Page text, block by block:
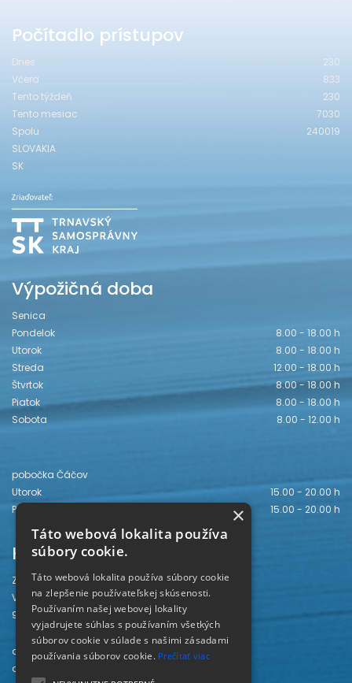
Počítadlo prístupov
Dnes
230
Včera
833
Tento týždeň
230
Tento mesiac
7030
Spolu
240019
SLOVAKIA
SK
Výpožičná doba
Senica
Pondelok
8.00 - 18.00 h
Utorok
8.00 - 18.00 h
Streda
12.00 - 18.00 h
Štvrtok
8.00 - 18.00 h
Piatok
8.00 - 18.00 h
Sobota
8.00 - 12.00 h
pobočka Čáčov
Utorok
15.00 - 20.00 h
Piatok
15.00 - 20.00 h
Kontakt
Záhorská knižnica
Vajanského 28
905 01 Senica
odd. beletrie 034/654 3780
odd. odbornej literatúry 034/651 2710
×
Táto webová lokalita používa
súbory cookie.
Táto webová lokalita používa súbory cookie
na zlepšenie používateľskej skúsenosti.
Používaním našej webovej lokality
vyjadrujete súhlas s používaním všetkých
súborov cookie v súlade s našimi zásadami
používania súborov cookie. Prečítať viac